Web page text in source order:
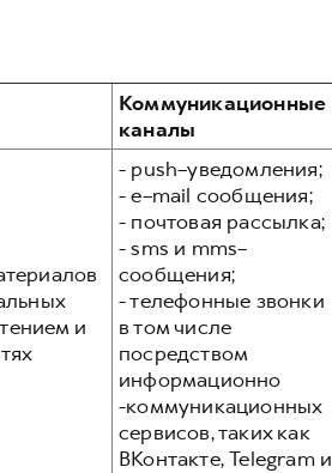
Коммуникационные
каналы
и
- push–уведомления;
- e–mail сообщения;
- почтовая рассылка;
- sms и mms–
сообщения;
- телефонные звонки
в том числе
посредством
информационно
-коммуникационных
сервисов, таких как
ВКонтакте, Telegram и